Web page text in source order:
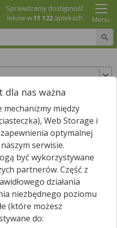
Sprawdzamy dostępność
leków w11 122aptekach Menu
posiadają
już teraz!
nas ważna
między
Web Storage i
optymalnej
serwisie.
być wykorzystywane
partnerów. Część z
działania
niezbędnego poziomu
(które możesz
do: